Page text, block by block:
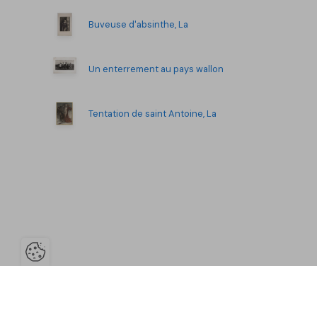
Buveuse d'absinthe, La
Un enterrement au pays wallon
Tentation de saint Antoine, La
Ouvrir la barre de gestion des